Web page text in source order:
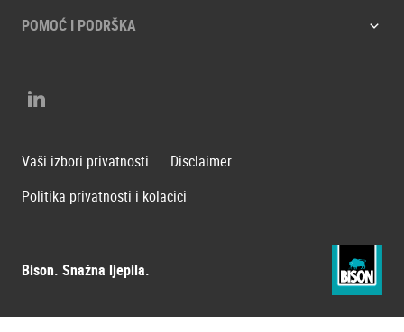
POMOĆ I PODRŠKA
Bison. Snažna ljepila.
LinkedIn
Vaši izbori privatnosti
Disclaimer
Politika privatnosti i kolacici